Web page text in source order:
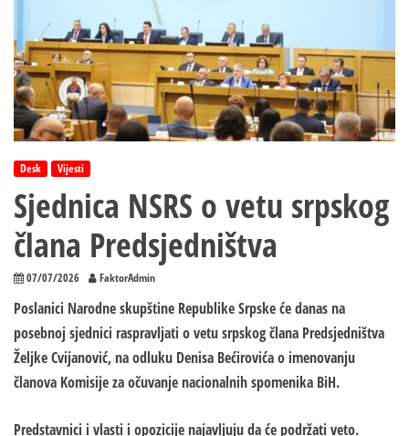
Desk Vijesti
Sjednica NSRS o vetu srpskog
člana Predsjedništva
07/07/2026 FaktorAdmin
Poslanici Narodne skupštine Republike Srpske će danas na
posebnoj sjednici raspravljati o vetu srpskog člana Predsjedništva
Željke Cvijanović, na odluku Denisa Bećirovića o imenovanju
članova Komisije za očuvanje nacionalnih spomenika BiH.
Predstavnici i vlasti i opozicije najavljuju da će podržati veto.